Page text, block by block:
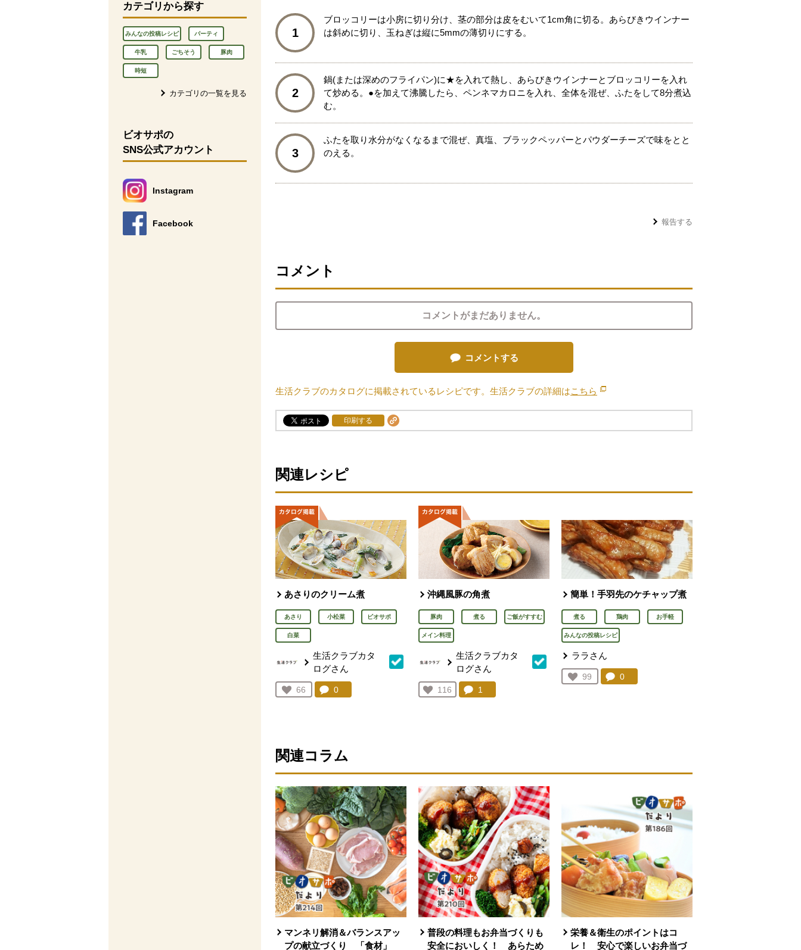
カテゴリから探す
みんなの投稿レシピ パーティ
牛乳 ごちそう 豚肉
時短
カテゴリの一覧を見る
ビオサポの
SNS公式アカウント
Instagram
別のウィンドウで開きます。
Facebook
別のウィンドウで開きます。
1
ブロッコリーは小房に切り分け、茎の部分は皮をむいて1cm角に切る。あらびきウインナー
は斜めに切り、玉ねぎは縦に5mmの薄切りにする。
2
鍋(または深めのフライパン)に★を入れて熱し、あらびきウインナーとブロッコリーを入れ
て炒める。●を加えて沸騰したら、ペンネマカロニを入れ、全体を混ぜ、ふたをして8分煮込
む。
3
ふたを取り水分がなくなるまで混ぜ、真塩、ブラックペッパーとパウダーチーズで味をとと
のえる。
報告する
コメント
コメントがまだありません。
コメントする
生活クラブのカタログに掲載されているレシピです。生活クラブの詳細はこちら 別のウィンドウで開きます。
印刷する
関連レシピ
あさりのクリーム煮
あさり 小松菜 ビオサポ
白菜
生活クラブカタ
ログさん
お気に入り登録：
66
人が登録
コメント：
0
沖縄風豚の角煮
豚肉 煮る ご飯がすすむ
メイン料理
生活クラブカタ
ログさん
お気に入り登録：
116
人が登録
コメント：
1
簡単！手羽先のケチャップ煮
煮る 鶏肉 お手軽
みんなの投稿レシピ
ララさん
お気に入り登録：
99
人が登録
コメント：
0件。コメントを見る。
関連コラム
マンネリ解消＆バランスアッ
プの献立づくり 「食材」
普段の料理もお弁当づくりも
安全においしく！ あらため
栄養＆衛生のポイントはコ
レ！ 安心で楽しいお弁当づ